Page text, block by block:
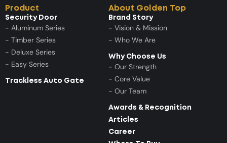
Product
Security Door
- Aluminum Series
- Timber Series
- Deluxe Series
- Easy Series
Trackless Auto Gate
About Golden Top
Brand Story
- Vision & Mission
- Who We Are
Why Choose Us
- Our Strength
- Core Value
- Our Team
Awards & Recognition
Articles
Career